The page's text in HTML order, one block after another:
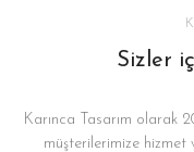
Sizler
Karınca Tasarım olarak
müşterilerimize hizmet